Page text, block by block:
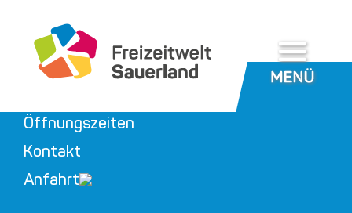
Inhalt
springen
Öffnungszeiten
Kontakt
Anfahrt